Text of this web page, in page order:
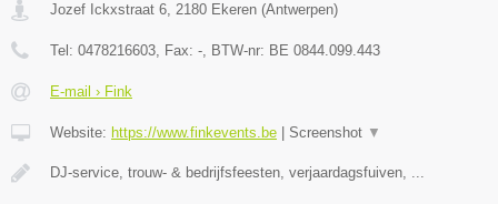
Jozef Ickxstraat 6, 2180 Ekeren (Antwerpen)
Tel: 0478216603, Fax: -, BTW-nr: BE 0844.099.443
E-mail › Fink
Website: https://www.finkevents.be Screenshot ▼
DJ-service, trouw- & bedrijfsfeesten, verjaardagsfuiven, ...